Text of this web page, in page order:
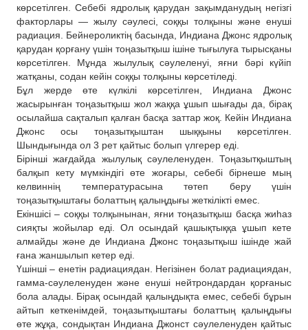
көрсетілген. Себебі ядролық қарудан зақымданудың негізгі
факторлары — жылу сәулесі, соққы толқыны және енуші
радиация. Бейнероликтің басында, Индиана Джонс ядролық
қарудан қорғану үшін тоңазытқыш ішіне тығылуға тырысқаны
көрсетілген. Мұнда жылулық сәулеленуі, яғни бәрі күйіп
жатқаны, содан кейін соққы толқыны көрсетіледі.
Бұл жерде өте күлкілі көрсетілген, Индиана Джонс
жасырынған тоңазытқыш жол жаққа ұшып шығады да, бірақ
осылайша сақталып қалған басқа заттар жоқ. Кейін Индиана
Джонс осы тоңазытқыштан шыққыны көрсетілген.
Шындығында ол 3 рет қайтыс болып үлгерер еді.
Бірінші жағдайда жылулық сәулеленуден. Тоңазытқыштың
балқып кету мүмкіндігі өте жоғары, себебі бірнеше мың
келвиннің температурасына төтеп беру үшін
тоңазытқыштағы болаттың қалыңдығы жеткілікті емес.
Екіншісі – соққы толқынынан, яғни тоңазытқыш басқа жиһаз
сияқты жойылар еді. Ол осындай қашықтыққа ұшып кете
алмайды және де Индиана Джонс тоңазытқыш ішінде жай
ғана жаншылып кетер еді.
Үшінші – енетін радиациядан. Негізінен болат радиациядан,
гамма-сәулеленуден және енуші нейтрондардан қорғаныс
бола алады. Бірақ осындай қалыңдықта емес, себебі бұрын
айтып кеткенімдей, тоңазытқыштағы болаттың қалыңдығы
өте жұқа, сондықтан Индиана Джонст сәулеленуден қайтыс